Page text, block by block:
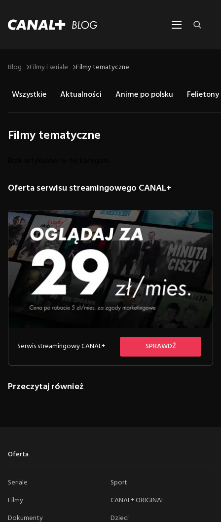
Blog Filmy i seriale Filmy tematyczne
Wszystkie Aktualności Anime po polsku Felietony
Filmy tematyczne
Oferta serwisu streamingowego CANAL+
Serwis streamingowy CANAL+ SPRAWDŹ
Przeczytaj również
Oferta
Seriale
Sport
Filmy
CANAL+ ORIGINAL
Dokumenty
Dzieci